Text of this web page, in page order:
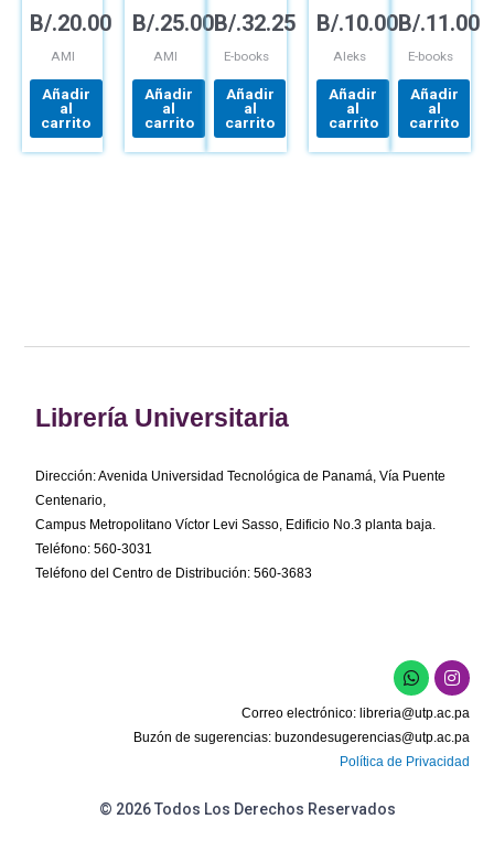
ESPAÑOL
PARA
DEL I
SEMESTRE
UTP
B/.20.00
AMI
Añadir
al
carrito
12.°
B/.25.00
AMI
Añadir
al
carrito
EPIN 5A
B/.32.25
E-books
Añadir
al
carrito
MATEMÁTICA
APRENDIZAJE
B/.10.00
Aleks
Añadir
al
carrito
TEMPRANAS
CONNECT
B/.11.00
E-books
Añadir
al
carrito
Librería Universitaria
Dirección: Avenida Universidad Tecnológica de Panamá, Vía Puente
Centenario,
Campus Metropolitano Víctor Levi Sasso, Edificio No.3 planta baja.
Teléfono: 560-3031
Teléfono del Centro de Distribución: 560-3683
W
h
a
t
s
a
p
I
n
s
t
a
g
r
Correo electrónico: libreria@utp.ac.pa
Buzón de sugerencias: buzondesugerencias@utp.ac.pa
Política de Privacidad
© 2026 Todos Los Derechos Reservados